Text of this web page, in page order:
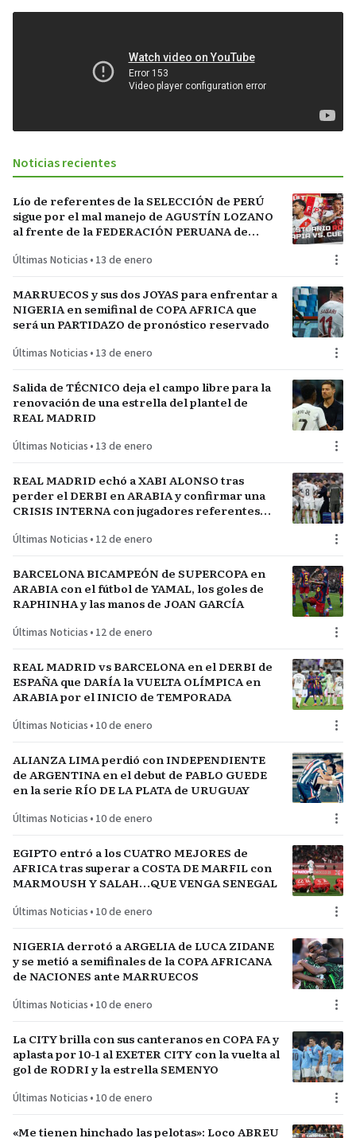
Noticias recientes
Lío de referentes de la SELECCIÓN de PERÚ
sigue por el mal manejo de AGUSTÍN LOZANO
al frente de la FEDERACIÓN PERUANA de
Últimas Noticias • 13 de enero
MARRUECOS y sus dos JOYAS para enfrentar a
NIGERIA en semifinal de COPA AFRICA que
será un PARTIDAZO de pronóstico reservado
Últimas Noticias • 13 de enero
Salida de TÉCNICO deja el campo libre para la
renovación de una estrella del plantel de
REAL MADRID
Últimas Noticias • 13 de enero
REAL MADRID echó a XABI ALONSO tras
perder el DERBI en ARABIA y confirmar una
CRISIS INTERNA con jugadores referentes
Últimas Noticias • 12 de enero
BARCELONA BICAMPEÓN de SUPERCOPA en
ARABIA con el fútbol de YAMAL, los goles de
RAPHINHA y las manos de JOAN GARCÍA
Últimas Noticias • 12 de enero
REAL MADRID vs BARCELONA en el DERBI de
ESPAÑA que DARÍA la VUELTA OLÍMPICA en
ARABIA por el INICIO de TEMPORADA
Últimas Noticias • 10 de enero
ALIANZA LIMA perdió con INDEPENDIENTE
de ARGENTINA en el debut de PABLO GUEDE
en la serie RÍO DE LA PLATA de URUGUAY
Últimas Noticias • 10 de enero
EGIPTO entró a los CUATRO MEJORES de
AFRICA tras superar a COSTA DE MARFIL con
MARMOUSH Y SALAH…QUE VENGA SENEGAL
Últimas Noticias • 10 de enero
NIGERIA derrotó a ARGELIA de LUCA ZIDANE
y se metió a semifinales de la COPA AFRICANA
de NACIONES ante MARRUECOS
Últimas Noticias • 10 de enero
La CITY brilla con sus canteranos en COPA FA y
aplasta por 10-1 al EXETER CITY con la vuelta al
gol de RODRI y la estrella SEMENYO
Últimas Noticias • 10 de enero
«Me tienen hinchado las pelotas»: Loco ABREU